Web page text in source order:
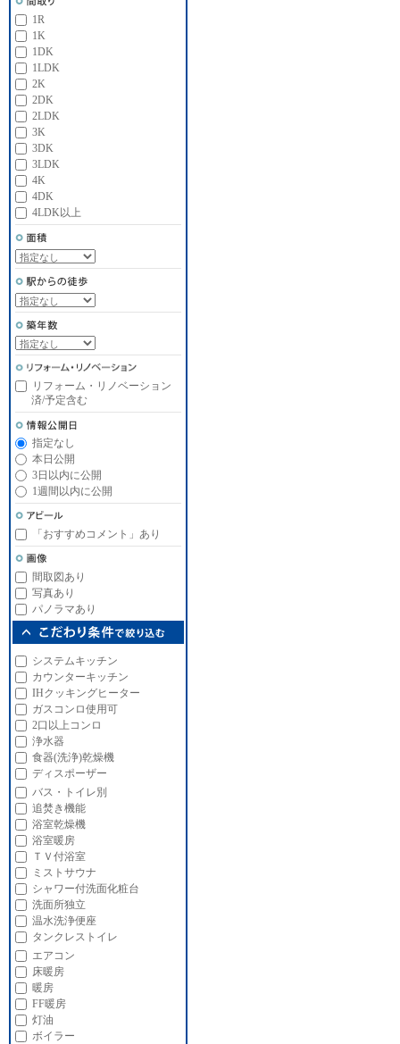
1R
1K
1DK
1LDK
2K
2DK
2LDK
3K
3DK
3LDK
4K
4DK
4LDK以上
リフォーム・リノベーション
済/予定含む
指定なし
本日公開
3日以内に公開
1週間以内に公開
「おすすめコメント」あり
間取図あり
写真あり
パノラマあり
システムキッチン
カウンターキッチン
IHクッキングヒーター
ガスコンロ使用可
2口以上コンロ
浄水器
食器(洗浄)乾燥機
ディスポーザー
バス・トイレ別
追焚き機能
浴室乾燥機
浴室暖房
ＴＶ付浴室
ミストサウナ
シャワー付洗面化粧台
洗面所独立
温水洗浄便座
タンクレストイレ
エアコン
床暖房
暖房
FF暖房
灯油
ボイラー